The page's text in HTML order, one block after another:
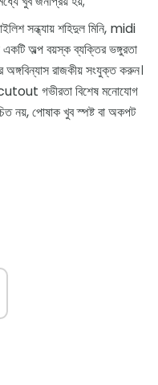
সন্ধ্যায় শহিদুল মিনি, midi
একটি অল্প বয়স্ক ব্যক্তির ভঙ্গুরতা
রাজকীয় সংযুক্ত করুন।
cutout গভীরতা বিশেষ মনোযোগ
নয়, পোষাক খুব স্পষ্ট বা অকপট